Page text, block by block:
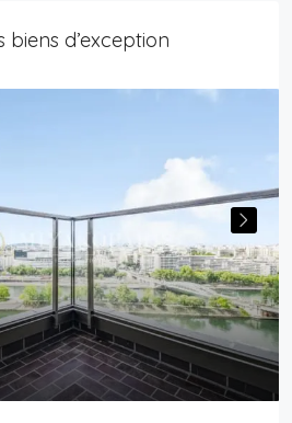
biens d’exception